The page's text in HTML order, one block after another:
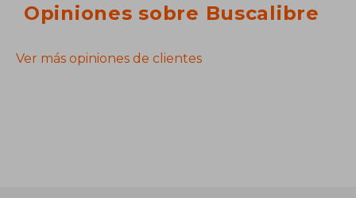
Opiniones sobre Buscalibre
Ver más opiniones de clientes